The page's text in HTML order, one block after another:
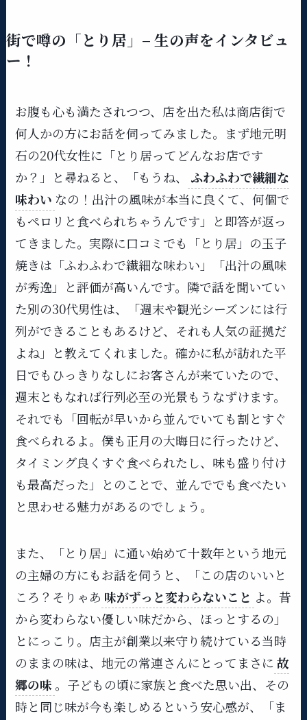
街で噂の「とり居」– 生の声をインタビュ
ー！
お腹も心も満たされつつ、店を出た私は商店街で
何人かの方にお話を伺ってみました。まず地元明
石の20代女性に「とり居ってどんなお店です
か？」と尋ねると、「もうね、
ふわふわで繊細な
味わい なの！出汁の風味が本当に良くて、何個で
もペロリと食べられちゃうんです」と即答が返っ
てきました。実際に口コミでも「とり居」の玉子
焼きは「ふわふわで繊細な味わい」「出汁の風味
が秀逸」と評価が高いんです。隣で話を聞いてい
た別の30代男性は、「週末や観光シーズンには行
列ができることもあるけど、それも人気の証拠だ
よね」と教えてくれました。確かに私が訪れた平
日でもひっきりなしにお客さんが来ていたので、
週末ともなれば行列必至の光景もうなずけます。
それでも「回転が早いから並んでいても割とすぐ
食べられるよ。僕も正月の大晦日に行ったけど、
タイミング良くすぐ食べられたし、味も盛り付け
も最高だった​」とのことで、並んででも食べたい
と思わせる魅力があるのでしょう。
また、「とり居」に通い始めて十数年という地元
の主婦の方にもお話を伺うと、「この店のいいと
ころ？そりゃあ 味がずっと変わらないこと よ。昔
から変わらない優しい味だから、ほっとするの」
とにっこり。店主が創業以来守り続けている当時
のままの味​は、地元の常連さんにとってまさに 故
郷の味。子どもの頃に家族と食べた思い出、その
時と同じ味が今も楽しめるという安心感が、「ま